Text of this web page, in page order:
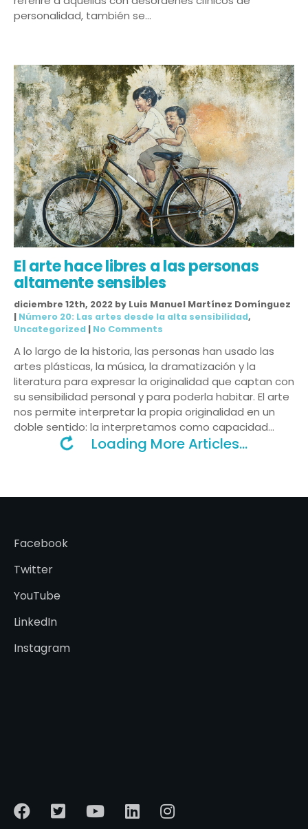
personalidad, también se…
El arte hace libres a las personas
altamente sensibles
diciembre 12th, 2022 by Luis Manuel Martínez Domínguez
| Número 20: Las artes desde la alta sensibilidad,
Uncategorized | No Comments
A lo largo de la historia, las personas han usado las
artes plásticas, la música, la dramatización y la
literatura para expresar la originalidad que captan con
su sensibilidad personal y para poderla habitar. El arte
nos permite interpretar la propia originalidad en un
doble sentido: la interpretamos como capacidad…
Loading More Articles...
Facebook
Twitter
YouTube
LinkedIn
Instagram